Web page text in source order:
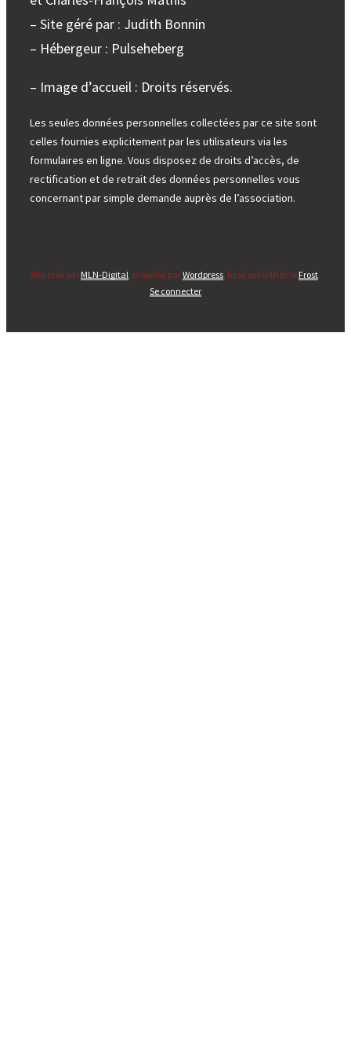
– Site géré par : Judith Bonnin
– Hébergeur : Pulseheberg
– Image d’accueil : Droits réservés.
Les seules données personnelles collectées par ce site sont
celles fournies explicitement par les utilisateurs via les
formulaires en ligne. Vous disposez de droits d’accès, de
rectification et de retrait des données personnelles vous
concernant par simple demande auprès de l’association.
Site créé par MLN-Digital , propulsé parWordpress , basé sur le thème Frost.
Se connecter